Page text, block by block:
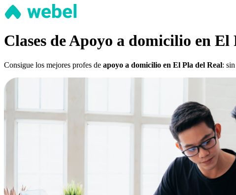
Clases de Apoyo a domicilio en El
Consigue los mejores profes de apoyo a domicilio en El Pla del Real: